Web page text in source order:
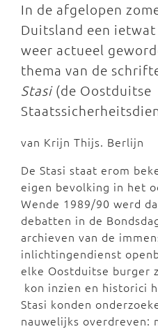
In de afgelopen
Duitsland een
weer actueel
thema van de
Stasi(de Oostduitse
van Krijn Thijs. Berlijn
De Stasi staat erom
eigen bevolking in het
Wende 1989/90 werd
debatten in de
archieven van de
inlichtingendienst
elke Oostduitse burger
kon inzien en historici
Stasi konden
nauwelijks overdreven: